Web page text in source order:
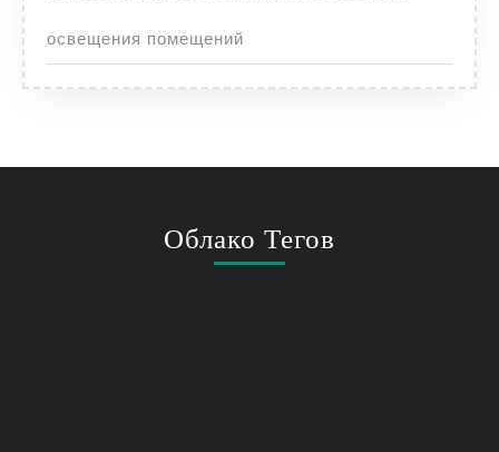
освещения помещений
Облако Тегов